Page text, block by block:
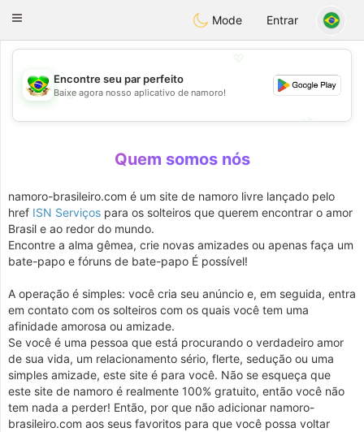
Conversar
Toggle
Mode Entrar
💖
💕
Encontre seu par perfeito
Baixe agora nosso aplicativo de namoro!
Quem somos nós
namoro-brasileiro.com é um site de namoro livre lançado pelo
href ISN Serviços para os solteiros que querem encontrar o amor
Brasil e ao redor do mundo.
Encontre a alma gêmea, crie novas amizades ou apenas faça um
bate-papo e fóruns de bate-papo É possível!
A operação é simples: você cria seu anúncio e, em seguida, entra
em contato com os solteiros com os quais você tem uma
afinidade amorosa ou amizade.
Se você é uma pessoa que está procurando o verdadeiro amor
de sua vida, um relacionamento sério, flerte, sedução ou uma
simples amizade, este site é para você. Não se esqueça que
este site de namoro é realmente 100% gratuito, então você não
tem nada a perder! Então, por que não adicionar namoro-
brasileiro.com aos seus favoritos para que você possa voltar